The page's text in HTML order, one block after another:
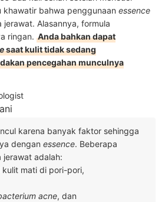
bahwa penggunaan essence
Alasannya, formula
ringan. Anda bahkan dapat
saat kulit tidak sedang
pencegahan munculnya
karena banyak faktor sehingga
dengan essence. Beberapa
jerawat adalah:
kulit mati di pori-pori,
acne, dan